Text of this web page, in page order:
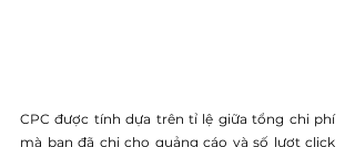
CPC được tính dựa trên tỉ lệ giữa tổng chi phí
mà bạn đã chi cho quảng cáo và số lượt click